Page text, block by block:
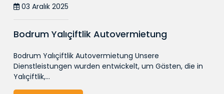
03 Aralık 2025
Bodrum Yalıçiftlik Autovermietung
Bodrum Yalıçiftlik Autovermietung Unsere
Dienstleistungen wurden entwickelt, um Gästen, die in
Yalıçiftlik,...